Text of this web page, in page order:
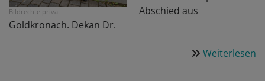
Bildrechte privat
Abschied aus
Goldkronach. Dekan Dr.
Weiterlesen